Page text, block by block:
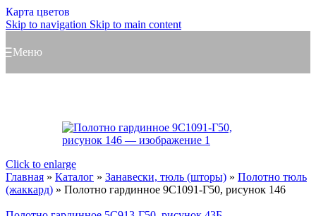
Карта цветов
Skip to navigation Skip to main content
Меню
Click to enlarge
Главная » Каталог » Занавески, тюль (шторы) » Полотно тюль
(жаккард) » Полотно гардинное 9С1091-Г50, рисунок 146